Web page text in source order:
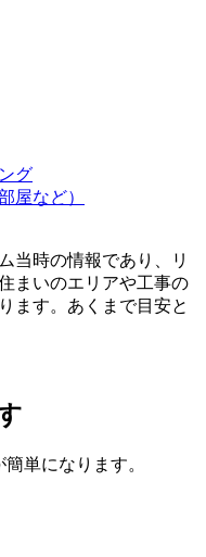
グ
屋など）
当時の情報であり、リ
まいのエリアや工事の
ます。あくまで目安と
単になります。